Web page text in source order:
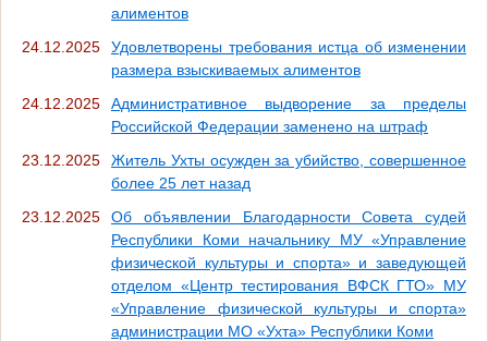
алиментов
24.12.2025
Удовлетворены требования истца об изменении
размера взыскиваемых алиментов
24.12.2025
Административное выдворение за пределы
Российской Федерации заменено на штраф
23.12.2025
Житель Ухты осужден за убийство, совершенное
более 25 лет назад
23.12.2025
Об объявлении Благодарности Совета судей
Республики Коми начальнику МУ «Управление
физической культуры и спорта» и заведующей
отделом «Центр тестирования ВФСК ГТО» МУ
«Управление физической культуры и спорта»
администрации МО «Ухта» Республики Коми